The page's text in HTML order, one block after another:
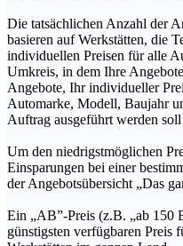
Die tatsächlichen Anzahl der
basieren auf Werkstätten, die
individuellen Preisen für alle
Umkreis, in dem Ihre
Angebote, Ihr individueller
Automarke, Modell, Baujahr
Auftrag ausgeführt werden
Um den niedrigstmöglichen
Einsparungen bei einer
der Angebotsübersicht „Das
Ein „AB”-Preis (z.B. „ab 150
günstigsten verfügbaren Preis